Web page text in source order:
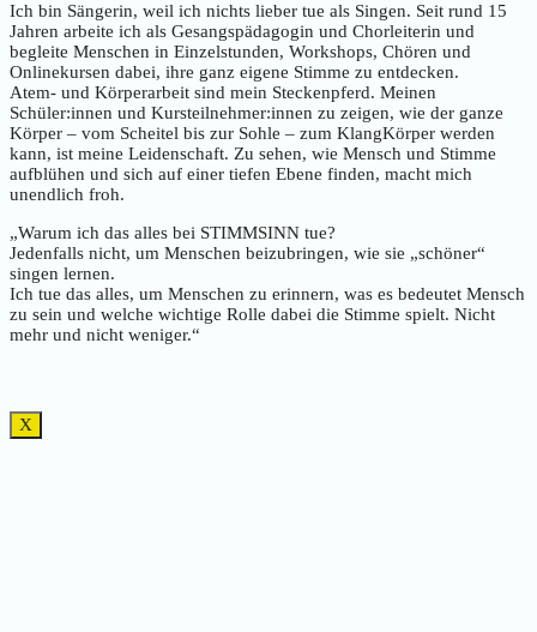
Ich bin Sängerin, weil ich nichts lieber tue als Singen. Seit rund 15
Jahren arbeite ich als Gesangspädagogin und Chorleiterin und
begleite Menschen in Einzelstunden, Workshops, Chören und
Onlinekursen dabei, ihre ganz eigene Stimme zu entdecken.
Atem- und Körperarbeit sind mein Steckenpferd. Meinen
Schüler:innen und Kursteilnehmer:innen zu zeigen, wie der ganze
Körper – vom Scheitel bis zur Sohle – zum KlangKörper werden
kann, ist meine Leidenschaft. Zu sehen, wie Mensch und Stimme
aufblühen und sich auf einer tiefen Ebene finden, macht mich
unendlich froh.
„Warum ich das alles bei STIMMSINN tue?
Jedenfalls nicht, um Menschen beizubringen, wie sie „schöner“
singen lernen.
Ich tue das alles, um Menschen zu erinnern, was es bedeutet Mensch
zu sein und welche wichtige Rolle dabei die Stimme spielt. Nicht
mehr und nicht weniger.“
X